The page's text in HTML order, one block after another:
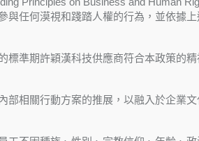
與任何漠視和踐踏人權的行為，並依據
標準期許穎漢科技供應商符合本政策的
部相關行動方案的推展，以融入於企業